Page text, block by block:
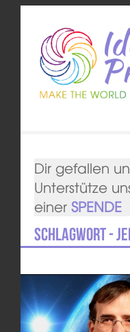
Dir gefallen
Unterstütze
einer SPENDE
Schlagwort -